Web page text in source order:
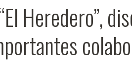
Heredero”,